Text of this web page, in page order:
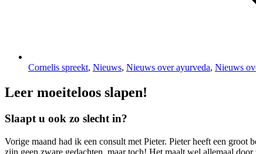
Cornelis spreekt, Nieuws, Nieuws over ayurveda, Nieuws
Leer moeiteloos slapen!
Slaapt u ook zo slecht in?
Vorige maand had ik een consult met Pieter. Pieter heeft een
zijn geen zware gedachten, maar toch! Het maalt wel allemaal